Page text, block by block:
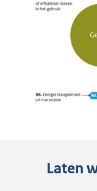
Laten